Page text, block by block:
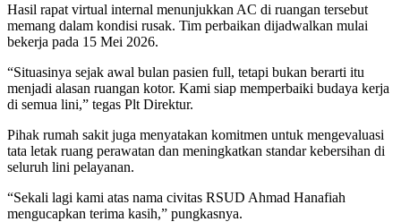
Hasil rapat virtual internal menunjukkan AC di ruangan tersebut
memang dalam kondisi rusak. Tim perbaikan dijadwalkan mulai
bekerja pada 15 Mei 2026.
“Situasinya sejak awal bulan pasien full, tetapi bukan berarti itu
menjadi alasan ruangan kotor. Kami siap memperbaiki budaya kerja
di semua lini,” tegas Plt Direktur.
Pihak rumah sakit juga menyatakan komitmen untuk mengevaluasi
tata letak ruang perawatan dan meningkatkan standar kebersihan di
seluruh lini pelayanan.
“Sekali lagi kami atas nama civitas RSUD Ahmad Hanafiah
mengucapkan terima kasih,” pungkasnya.